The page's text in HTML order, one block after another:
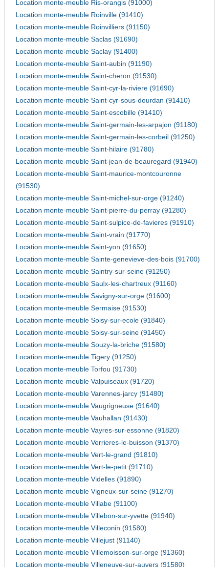
Location monte-meuble Ris-orangis (91000)
Location monte-meuble Roinville (91410)
Location monte-meuble Roinvilliers (91150)
Location monte-meuble Saclas (91690)
Location monte-meuble Saclay (91400)
Location monte-meuble Saint-aubin (91190)
Location monte-meuble Saint-cheron (91530)
Location monte-meuble Saint-cyr-la-riviere (91690)
Location monte-meuble Saint-cyr-sous-dourdan (91410)
Location monte-meuble Saint-escobille (91410)
Location monte-meuble Saint-germain-les-arpajon (91180)
Location monte-meuble Saint-germain-les-corbeil (91250)
Location monte-meuble Saint-hilaire (91780)
Location monte-meuble Saint-jean-de-beauregard (91940)
Location monte-meuble Saint-maurice-montcouronne
(91530)
Location monte-meuble Saint-michel-sur-orge (91240)
Location monte-meuble Saint-pierre-du-perray (91280)
Location monte-meuble Saint-sulpice-de-favieres (91910)
Location monte-meuble Saint-vrain (91770)
Location monte-meuble Saint-yon (91650)
Location monte-meuble Sainte-genevieve-des-bois (91700)
Location monte-meuble Saintry-sur-seine (91250)
Location monte-meuble Saulx-les-chartreux (91160)
Location monte-meuble Savigny-sur-orge (91600)
Location monte-meuble Sermaise (91530)
Location monte-meuble Soisy-sur-ecole (91840)
Location monte-meuble Soisy-sur-seine (91450)
Location monte-meuble Souzy-la-briche (91580)
Location monte-meuble Tigery (91250)
Location monte-meuble Torfou (91730)
Location monte-meuble Valpuiseaux (91720)
Location monte-meuble Varennes-jarcy (91480)
Location monte-meuble Vaugrigneuse (91640)
Location monte-meuble Vauhallan (91430)
Location monte-meuble Vayres-sur-essonne (91820)
Location monte-meuble Verrieres-le-buisson (91370)
Location monte-meuble Vert-le-grand (91810)
Location monte-meuble Vert-le-petit (91710)
Location monte-meuble Videlles (91890)
Location monte-meuble Vigneux-sur-seine (91270)
Location monte-meuble Villabe (91100)
Location monte-meuble Villebon-sur-yvette (91940)
Location monte-meuble Villeconin (91580)
Location monte-meuble Villejust (91140)
Location monte-meuble Villemoisson-sur-orge (91360)
Location monte-meuble Villeneuve-sur-auvers (91580)